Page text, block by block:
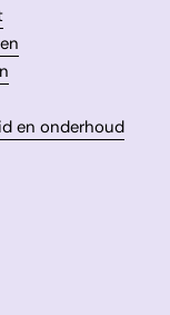
en onderhoud